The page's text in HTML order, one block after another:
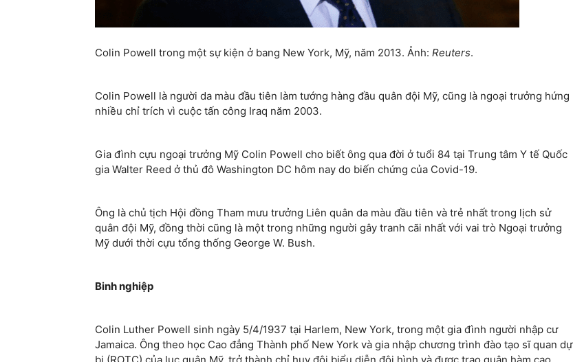
Colin Powell trong một sự kiện ở bang New York, Mỹ, năm 2013. Ảnh: Reuters.
Colin Powell là người da màu đầu tiên làm tướng hàng đầu quân đội Mỹ, cũng là ngoại trưởng hứng
nhiều chỉ trích vì cuộc tấn công Iraq năm 2003.
Gia đình cựu ngoại trưởng Mỹ Colin Powell cho biết ông qua đời ở tuổi 84 tại Trung tâm Y tế Quốc
gia Walter Reed ở thủ đô Washington DC hôm nay do biến chứng của Covid-19.
Ông là chủ tịch Hội đồng Tham mưu trưởng Liên quân da màu đầu tiên và trẻ nhất trong lịch sử
quân đội Mỹ, đồng thời cũng là một trong những người gây tranh cãi nhất với vai trò Ngoại trưởng
Mỹ dưới thời cựu tổng thống George W. Bush.
Binh nghiệp
Colin Luther Powell sinh ngày 5/4/1937 tại Harlem, New York, trong một gia đình người nhập cư
Jamaica. Ông theo học Cao đẳng Thành phố New York và gia nhập chương trình đào tạo sĩ quan dự